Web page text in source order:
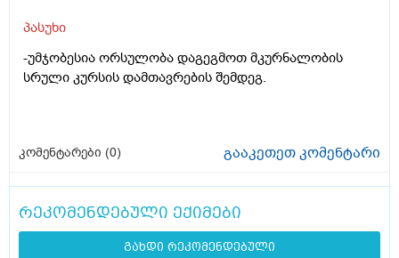
პასუხი
-უმჯობესია ორსულობა დაგეგმოთ მკურნალობის
სრული კურსის დამთავრების შემდეგ.
კომენტარები (0) გააკეთეთ კომენტარი
რეკომენდებული ექიმები
გახდი რეკომენდებული